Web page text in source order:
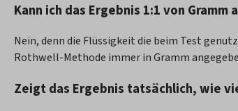
Kann ich das Ergebnis 1:1 von
Nein, denn die Flüssigkeit die beim Test
Rothwell-Methode immer in Gramm
Zeigt das Ergebnis tatsächlich, wie